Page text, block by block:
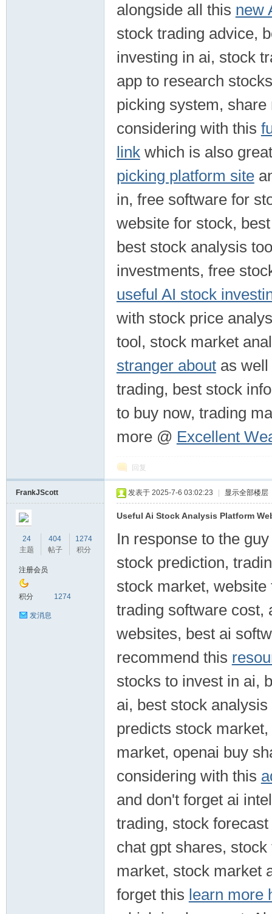
alongside all this new
stock trading advice,
investing in ai, stock
app to research
picking system,
considering with this
linkwhich is also
picking platform site
in, free software for
website for stock,
best stock analysis
investments, free
useful AI stock
with stock price
tool, stock market
stranger aboutas well
trading, best stock
to buy now, trading
more @ Excellent
回复
FrankJScott
24
主题
404
帖子
1274
积分
注册会员
积分 1274
发消息
发表于 2025-7-6 03:02:23 显示全部楼层
Useful Ai Stock Analysis Platform
In response to the
stock prediction,
stock market,
trading software cost,
websites, best ai
recommend this
stocks to invest in ai,
ai, best stock
predicts stock
market, openai buy
considering with this
and don't forget ai
trading, stock
chat gpt shares,
market, stock market
forget this learn more